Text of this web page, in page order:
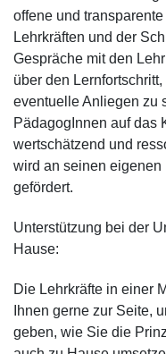
offene und
Lehrkräften und der
Gespräche mit den
über den
eventuelle Anliegen zu
PädagogInnen auf das
wertschätzend und
wird an seinen eigenen
gefördert.
Unterstützung bei der
Hause:
Die Lehrkräfte in einer
Ihnen gerne zur Seite,
geben, wie Sie die